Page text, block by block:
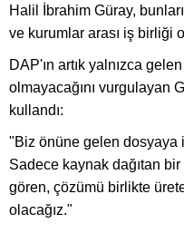
Halil İbrahim Güray,
ve kurumlar arası iş birliği
DAP'ın artık yalnızca
olmayacağını vurgulayan
kullandı:
"Biz önüne gelen dosyaya
Sadece kaynak dağıtan
gören, çözümü birlikte
olacağız."